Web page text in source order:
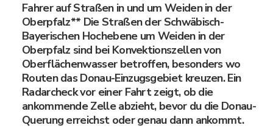
Fahrer auf Straßen in und um Weiden in der
Oberpfalz** Die Straßen der Schwäbisch-
Bayerischen Hochebene um Weiden in der
Oberpfalz sind bei Konvektionszellen von
Oberflächenwasser betroffen, besonders wo
Routen das Donau-Einzugsgebiet kreuzen. Ein
Radarcheck vor einer Fahrt zeigt, ob die
ankommende Zelle abzieht, bevor du die Donau-
Querung erreichst oder genau dann ankommt.